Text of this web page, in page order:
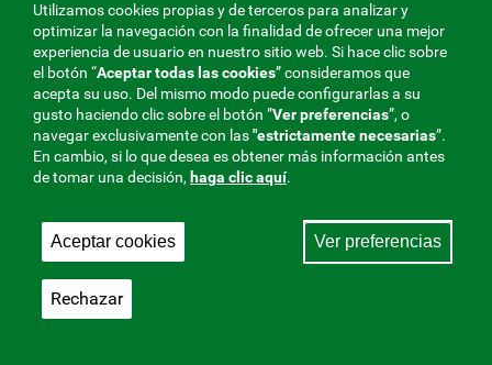
ti
MENÚ
REDES
SOCIALES
V20
Aviso legal|Privacidad
Mutua Colaboradora con la Seguridad Social, 275.
Utilizamos cookies propias y de terceros para analizar y
optimizar la navegación con la finalidad de ofrecer una mejor
experiencia de usuario en nuestro sitio web. Si hace clic sobre
el botón “Aceptar todas las cookies” consideramos que
acepta su uso. Del mismo modo puede configurarlas a su
gusto haciendo clic sobre el botón ”Ver preferencias”, o
navegar exclusivamente con las"estrictamentenecesarias”.
En cambio, si lo que desea es obtener más información antes
de tomar una decisión, haga clic aquí.
Aceptar cookies Ver preferencias
Rechazar